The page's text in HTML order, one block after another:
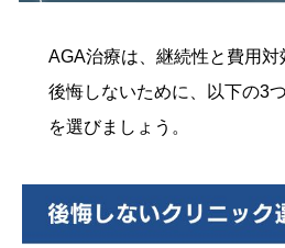
AGA治療は、継続性と費用対
後悔しないために、以下の3
を選びましょう。